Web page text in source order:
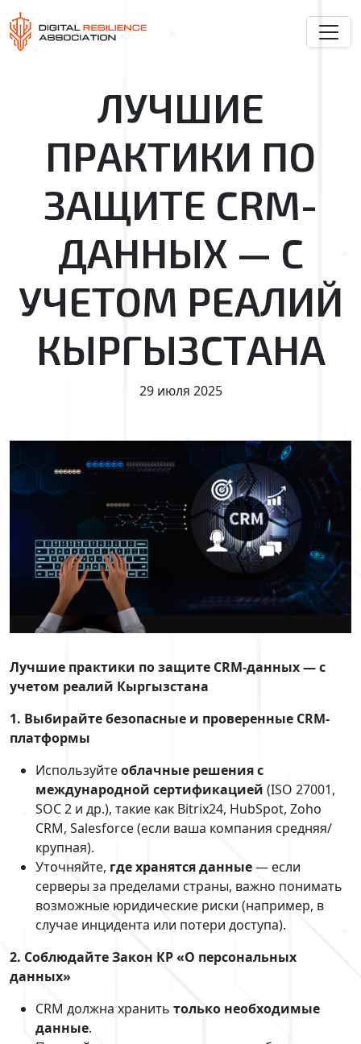
ЛУЧШИЕ
ПРАКТИКИ ПО
ЗАЩИТЕ CRM-
ДАННЫХ — С
УЧЕТОМ РЕАЛИЙ
КЫРГЫЗСТАНА
29 июля 2025
Лучшие практики по защите CRM-данных — с
учетом реалий Кыргызстана
1. Выбирайте безопасные и проверенные CRM-
платформы
Используйтеоблачные решения с
международной сертификацией (ISO 27001,
SOC 2 и др.), такие как Bitrix24, HubSpot, Zoho
CRM, Salesforce (если ваша компания средняя/
крупная).
Уточняйте, где хранятся данные— если
серверы за пределами страны, важно понимать
возможные юридические риски (например, в
случае инцидента или потери доступа).
2. Соблюдайте Закон КР «О персональных
данных»
CRM должна хранить только необходимые
данные.